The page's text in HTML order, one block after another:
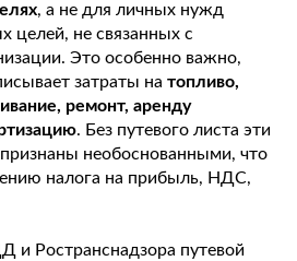
, а не для личных нужд
целей, не связанных с
Это особенно важно,
затраты на топливо,
ремонт, аренду
. Без путевого листа эти
необоснованными, что
налога на прибыль, НДС,
и Ространснадзора путевой